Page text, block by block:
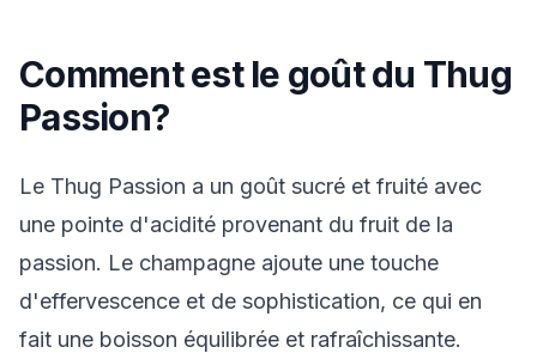
Comment est le goût du Thug
Passion?
Le Thug Passion a un goût sucré et fruité avec
une pointe d'acidité provenant du fruit de la
passion. Le champagne ajoute une touche
d'effervescence et de sophistication, ce qui en
fait une boisson équilibrée et rafraîchissante.